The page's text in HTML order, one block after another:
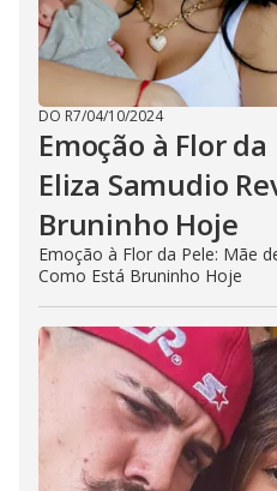
DO R7/04/10/2024
Emoção à Flor
Eliza Samudio
Bruninho Hoje
Emoção à Flor da Pele: Mãe
Como Está Bruninho Hoje